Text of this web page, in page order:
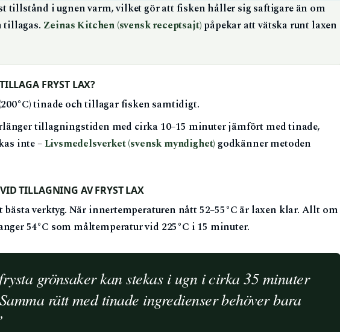
tillstånd i ugnen varm, vilket gör att fisken håller sig saftigare än om
tillagas. Zeinas Kitchen (svensk receptsajt) påpekar att vätska runt laxen
FRYST LAX?
tinade och tillagar fisken samtidigt.
tillagningstiden med cirka 10–15 minuter jämfört med tinade,
inte –Livsmedelsverket (svensk myndighet) godkänner metoden
TILLAGNING AV FRYST LAX
verktyg. När innertemperaturen nått 52–55°C är laxen klar. Allt om
54°C som måltemperatur vid 225°C i 15 minuter.
grönsaker kan stekas i ugn i cirka 35 minuter
rätt med tinade ingredienser behöver bara